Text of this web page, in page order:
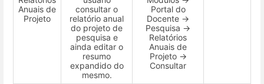
Anuais de
Projeto
consultar o
relatório anual
do projeto de
pesquisa e
ainda editar o
resumo
expandido do
mesmo.
Portal do
Docente →
Pesquisa →
Relatórios
Anuais de
Projeto →
Consultar